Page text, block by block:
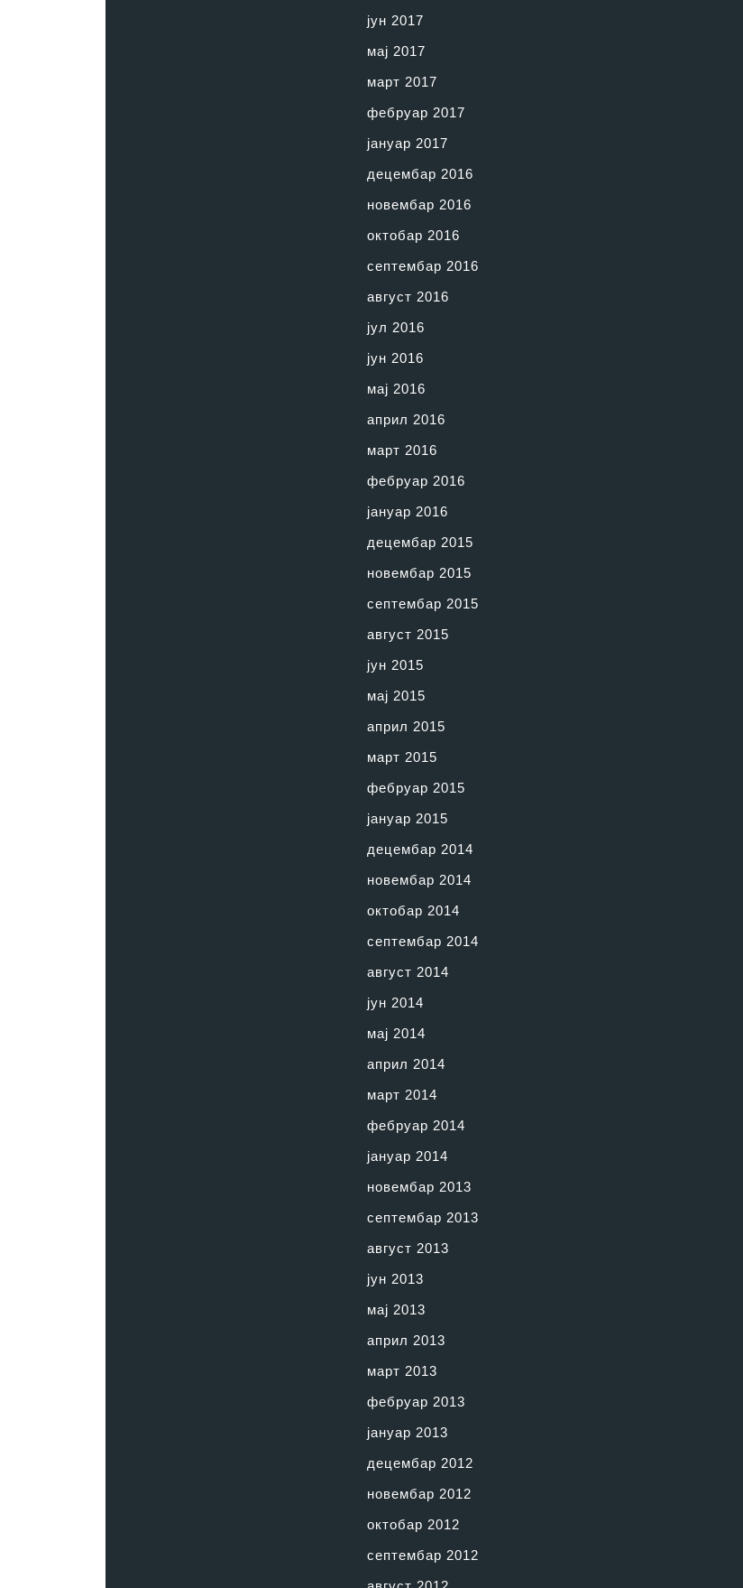
јун 2017
мај 2017
март 2017
фебруар 2017
јануар 2017
децембар 2016
новембар 2016
октобар 2016
септембар 2016
август 2016
јул 2016
јун 2016
мај 2016
април 2016
март 2016
фебруар 2016
јануар 2016
децембар 2015
новембар 2015
септембар 2015
август 2015
јун 2015
мај 2015
април 2015
март 2015
фебруар 2015
јануар 2015
децембар 2014
новембар 2014
октобар 2014
септембар 2014
август 2014
јун 2014
мај 2014
април 2014
март 2014
фебруар 2014
јануар 2014
новембар 2013
септембар 2013
август 2013
јун 2013
мај 2013
април 2013
март 2013
фебруар 2013
јануар 2013
децембар 2012
новембар 2012
октобар 2012
септембар 2012